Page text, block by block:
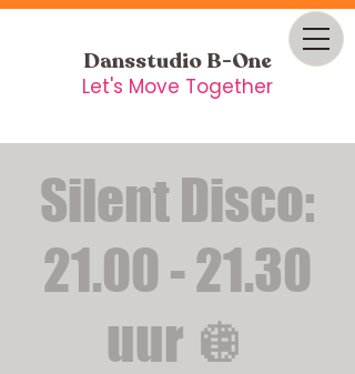
Dansstudio B-One
Let's Move Together
Silent Disco:
21.00 - 21.30
uur 🪩